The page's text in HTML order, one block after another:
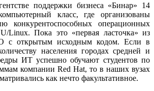
поддержки бизнеса «Бинар» 14
класс, где организованы
конкурентоспособных операционных
Linux. Пока это «первая ласточка» из
с открытым исходным кодом. Если в
населения городах средней и
ИТ успешно обучают студентов по
компании Red Hat, то в наших вузах
как нечто факультативное.